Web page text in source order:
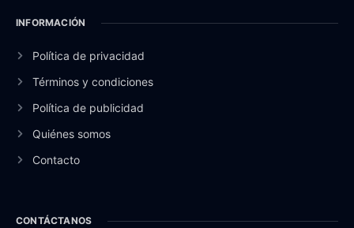
INFORMACIÓN
Política de privacidad
Términos y condiciones
Política de publicidad
Quiénes somos
Contacto
CONTÁCTANOS